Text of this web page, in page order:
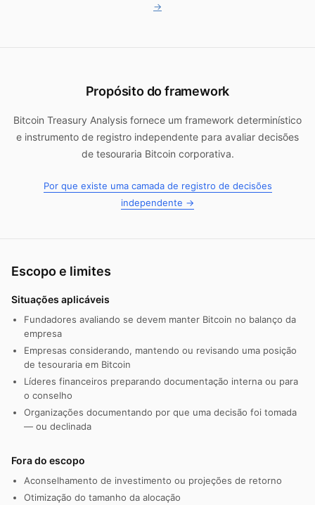
→
Propósito do framework
Bitcoin Treasury Analysis fornece um framework determinístico
e instrumento de registro independente para avaliar decisões
de tesouraria Bitcoin corporativa.
Por que existe uma camada de registro de decisões
independente →
Escopo e limites
Situações aplicáveis
Fundadores avaliando se devem manter Bitcoin no balanço da
empresa
Empresas considerando, mantendo ou revisando uma posição
de tesouraria em Bitcoin
Líderes financeiros preparando documentação interna ou para
o conselho
Organizações documentando por que uma decisão foi tomada
— ou declinada
Fora do escopo
Aconselhamento de investimento ou projeções de retorno
Otimização do tamanho da alocação